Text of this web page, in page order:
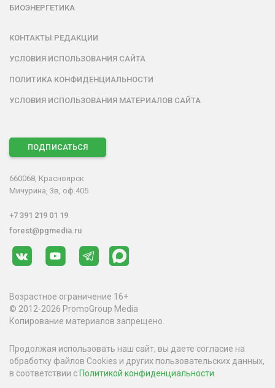
БИОЭНЕРГЕТИКА
КОНТАКТЫ РЕДАКЦИИ
УСЛОВИЯ ИСПОЛЬЗОВАНИЯ САЙТА
ПОЛИТИКА КОНФИДЕНЦИАЛЬНОСТИ
УСЛОВИЯ ИСПОЛЬЗОВАНИЯ МАТЕРИАЛОВ САЙТА
ПОДПИСАТЬСЯ
660068, Красноярск
Мичурина, 3в, оф.405
+7 391 219 01 19
forest@pgmedia.ru
Возрастное ограничение 16+
© 2012-2026 PromoGroup Media
Копирование материалов запрещено.
Продолжая использовать наш сайт, вы даете согласие на
обработку файлов Cookies и других пользовательских данных,
в соответствии с Политикой конфиденциальности.